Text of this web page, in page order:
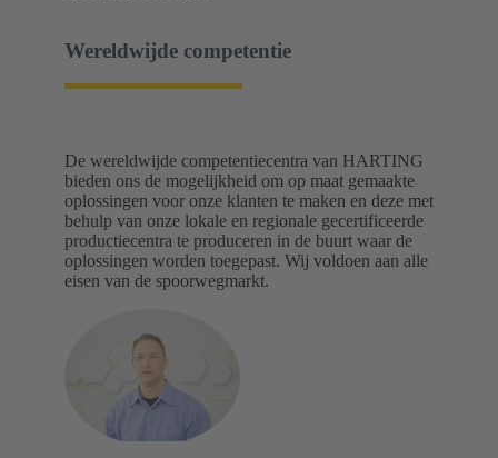
Wereldwijde competentie
De wereldwijde competentiecentra van HARTING
bieden ons de mogelijkheid om op maat gemaakte
oplossingen voor onze klanten te maken en deze met
behulp van onze lokale en regionale gecertificeerde
productiecentra te produceren in de buurt waar de
oplossingen worden toegepast. Wij voldoen aan alle
eisen van de spoorwegmarkt.